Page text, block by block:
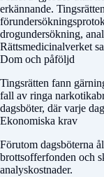
erkännande.
drogundersökning,
Rättsmedicinalverket
Dom och påföljd
Tingsrätten fann
fall av ringa
dagsböter, där varje
Ekonomiska krav
Förutom dagsböterna
brottsofferfonden och
analyskostnader.